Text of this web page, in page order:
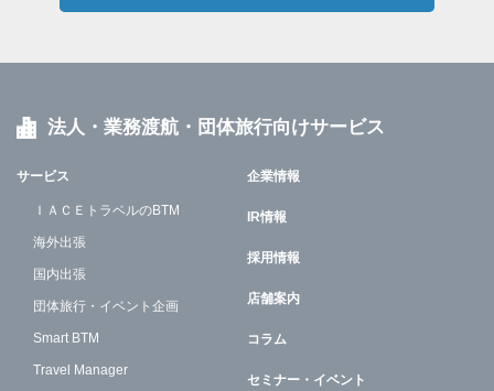
法人・業務渡航・団体旅行向けサービス
サービス
ＩＡＣＥトラベルのBTM
海外出張
国内出張
団体旅行・イベント企画
Smart BTM
Travel Manager
企業情報
IR情報
採用情報
店舗案内
コラム
セミナー・イベント